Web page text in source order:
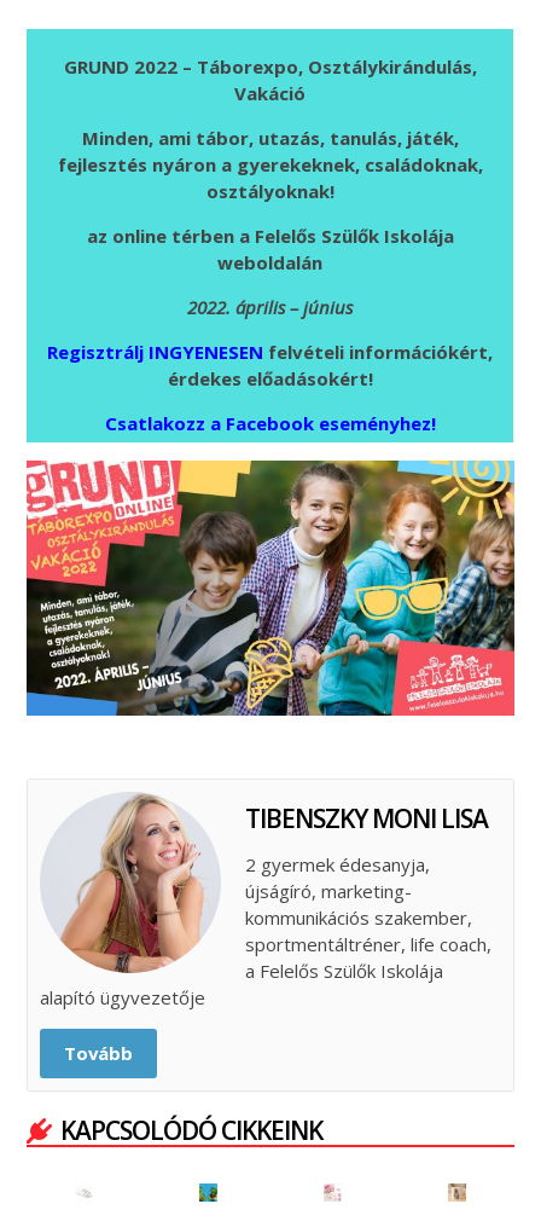
GRUND 2022 – Táborexpo, Osztálykirándulás,
Vakáció
Minden, ami tábor, utazás, tanulás, játék,
fejlesztés nyáron a gyerekeknek, családoknak,
osztályoknak!
az online térben a Felelős Szülők Iskolája
weboldalán
2022. április – június
Regisztrálj INGYENESEN felvételi információkért,
érdekes előadásokért!
Csatlakozz a Facebook eseményhez!
TIBENSZKY MONI LISA
2 gyermek édesanyja,
újságíró, marketing-
kommunikációs szakember,
sportmentáltréner, life coach,
a Felelős Szülők Iskolája
alapító ügyvezetője
Tovább
KAPCSOLÓDÓ CIKKEINK